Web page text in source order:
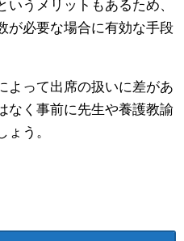
うメリットもあるため、
が必要な場合に有効な手段
よって出席の扱いに差があ
なく事前に先生や養護教諭
う。